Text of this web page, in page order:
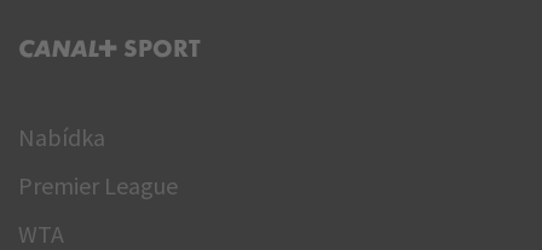
C+ SPORT
Nabídka
Premier League
WTA